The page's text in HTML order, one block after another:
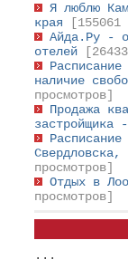
Я люблю
края
[155061
Айда.Ру -
отелей
наличие
просмотров]
Продажа
застройщика
просмотров]
Отдых в
просмотров]
...